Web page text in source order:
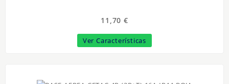
11,70 €
Ver Características